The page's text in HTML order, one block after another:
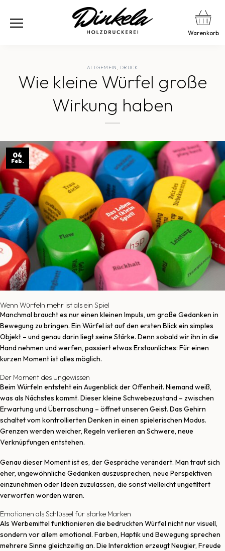
Warenkorb
ALLGEMEIN , DRUCK
Wie kleine Würfel große
Wirkung haben
04
Feb.
Wenn Würfeln mehr ist als ein Spiel
Manchmal braucht es nur einen kleinen Impuls, um große Gedanken in
Bewegung zu bringen. Ein Würfel ist auf den ersten Blick ein simples
Objekt – und genau darin liegt seine Stärke. Denn sobald wir ihn in die
Hand nehmen und werfen, passiert etwas Erstaunliches: Für einen
kurzen Moment ist alles möglich.
Der Moment des Ungewissen
Beim Würfeln entsteht ein Augenblick der Offenheit. Niemand weiß,
was als Nächstes kommt. Dieser kleine Schwebezustand – zwischen
Erwartung und Überraschung – öffnet unseren Geist. Das Gehirn
schaltet vom kontrollierten Denken in einen spielerischen Modus.
Grenzen werden weicher, Regeln verlieren an Schwere, neue
Verknüpfungen entstehen.
Genau dieser Moment ist es, der Gespräche verändert. Man traut sich
eher, ungewöhnliche Gedanken auszusprechen, neue Perspektiven
einzunehmen oder Ideen zuzulassen, die sonst vielleicht ungefiltert
verworfen worden wären.
Emotionen als Schlüssel für starke Marken
Als Werbemittel funktionieren die bedruckten Würfel nicht nur visuell,
sondern vor allem emotional. Farben, Haptik und Bewegung sprechen
mehrere Sinne gleichzeitig an. Die Interaktion erzeugt Neugier, Freude